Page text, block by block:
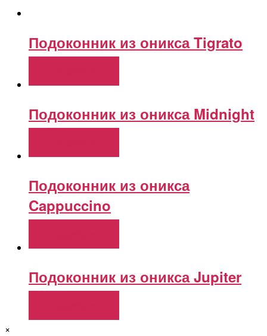
Подоконник из оникса Tigrato
Подоконник из оникса Midnight
Подоконник из оникса
Cappuccino
Подоконник из оникса Jupiter
×